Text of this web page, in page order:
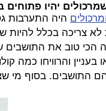
יהיו
היה התערבות
לא צריכה בכלל
הכי טוב את התושבים
בעניין והרוויחו כמה
התושבים. בסוף מי